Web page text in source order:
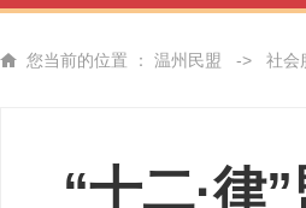
您当前的位置 ： 温州民盟 -> 社会
“十二·律